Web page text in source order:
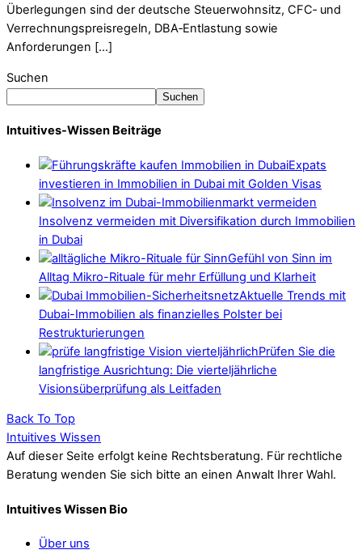
Überlegungen sind der deutsche Steuerwohnsitz, CFC‑ und
Verrechnungspreisregeln, DBA‑Entlastung sowie
Anforderungen […]
Suchen
Suchen
Intuitives-Wissen Beiträge
Expats
investieren in Immobilien in Dubai mit Golden Visas
Insolvenz vermeiden mit Diversifikation durch Immobilien
in Dubai
Gefühl von Sinn im
Alltag Mikro-Rituale für mehr Erfüllung und Klarheit
Aktuelle Trends mit
Dubai-Immobilien als finanzielles Polster bei
Restrukturierungen
Prüfen Sie die
langfristige Ausrichtung: Die vierteljährliche
Visionsüberprüfung als Leitfaden
Back To Top
Intuitives Wissen
Auf dieser Seite erfolgt keine Rechtsberatung. Für rechtliche
Beratung wenden Sie sich bitte an einen Anwalt Ihrer Wahl.
Intuitives Wissen Bio
Über uns